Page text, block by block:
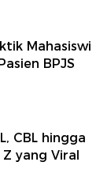
Mahasiswi
BPJS
CBL hingga
Z yang Viral